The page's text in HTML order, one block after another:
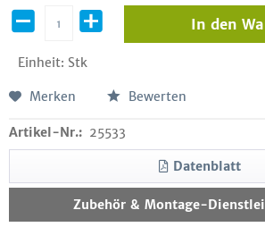
Einheit: Stk
In den
Merken Bewerten
Artikel-Nr.: 25533
Datenblatt
Zubehör & Montage-